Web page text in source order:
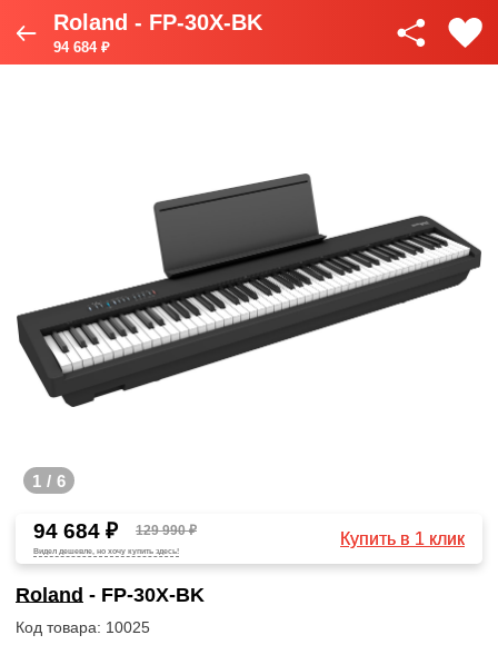
Roland - FP-30X-BK
94 684 ₽
1 / 6
94 684 ₽ 129 990 ₽
Видел дешевле, но хочу купить здесь!
Купить в 1 клик
Roland - FP-30X-BK
Код товара: 10025